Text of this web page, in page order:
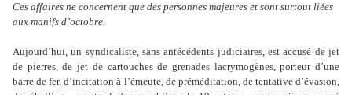
Ces affaires ne concernent que des personnes majeures et sont surtout liées
aux manifs d’octobre.
Aujourd’hui, un syn­di­ca­liste, sans anté­cé­dents judi­ciai­res, est accusé de jet
de pier­res, de jet de car­tou­ches de gre­na­des lacry­mo­gè­nes, por­teur d’une
barre de fer, d’inci­ta­tion à l’émeute, de pré­mé­di­ta­tion, de ten­ta­tive d’évasion,